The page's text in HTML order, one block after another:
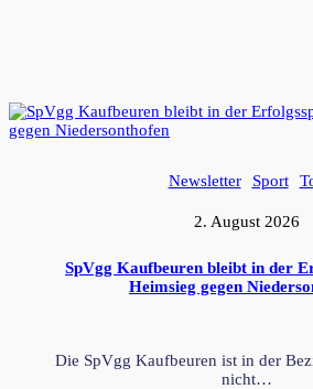
Newsletter Sport
2. August 2026
SpVgg Kaufbeuren bleibt in der
Heimsieg gegen
Die SpVgg Kaufbeuren ist in der
nicht…